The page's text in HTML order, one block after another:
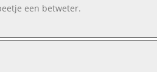
een betweter.